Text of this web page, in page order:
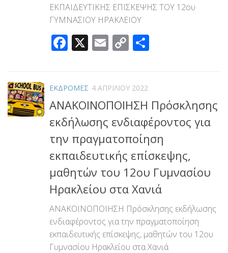
ΕΚΠΑΙΔΕΥΤΙΚΗΣ ΕΠΙΣΚΕΨΗΣ ΤΟΥ 12ου
ΓΥΜΝΑΣΙΟΥ ΗΡΑΚΛΕΙΟΥ
Facebook
X Email
Copy
ΕΚΔΡΟΜΕΣ 4 ΑΠΡΙΛΊΟΥ 2022
ΑΝΑΚΟΙΝΟΠΟΙΗΣΗ Πρόσκλησης
εκδήλωσης ενδιαφέροντος για
την πραγματοποίηση
εκπαιδευτικής επίσκεψης,
μαθητών του 12ου Γυμνασίου
Ηρακλείου στα Χανιά
ΑΝΑΚΟΙΝΟΠΟΙΗΣΗ Πρόσκλησης εκδήλωσης
ενδιαφέροντος για την πραγματοποίηση
εκπαιδευτικής επίσκεψης, μαθητών του 12ου
Γυμνασίου Ηρακλείου στα Χανιά